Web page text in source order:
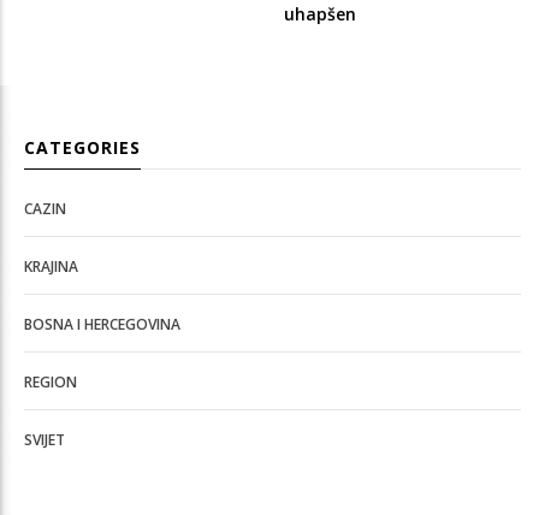
uhapšen
CATEGORIES
CAZIN
KRAJINA
BOSNA I HERCEGOVINA
REGION
SVIJET